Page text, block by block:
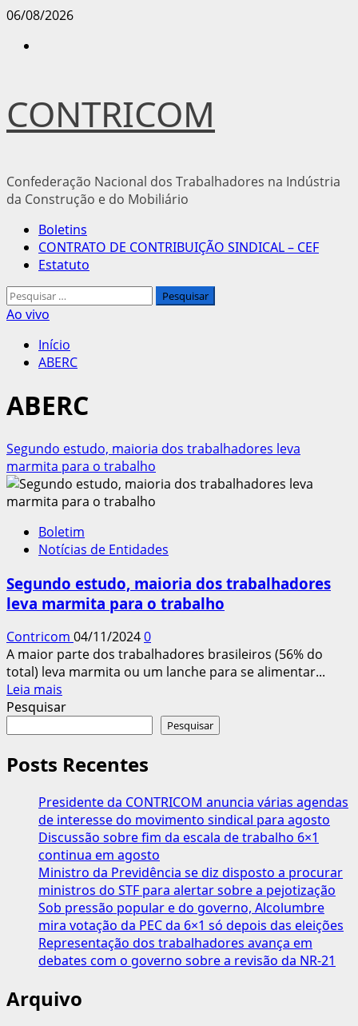
Avançar
06/08/2026
CONTRICOM
Confederação Nacional dos Trabalhadores na Indústria
da Construção e do Mobiliário
Menu
principal
Boletins
CONTRATO DE CONTRIBUIÇÃO SINDICAL – CEF
Estatuto
Pesquisar
por:
Ao vivo
Início
ABERC
ABERC
Segundo estudo, maioria dos trabalhadores leva
marmita para o trabalho
Boletim
Notícias de Entidades
Segundo estudo, maioria dos trabalhadores
leva marmita para o trabalho
Contricom 04/11/20240
A maior parte dos trabalhadores brasileiros (56% do
total) leva marmita ou um lanche para se alimentar...
Leia mais
mais
estudo,
maioria
dos
trabalhadores
leva
marmita
para
o
trabalho
Pesquisar
Pesquisar
Posts Recentes
Presidente da CONTRICOM anuncia várias agendas
de interesse do movimento sindical para agosto
Discussão sobre fim da escala de trabalho 6×1
continua em agosto
Ministro da Previdência se diz disposto a procurar
ministros do STF para alertar sobre a pejotização
Sob pressão popular e do governo, Alcolumbre
mira votação da PEC da 6×1 só depois das eleições
Representação dos trabalhadores avança em
debates com o governo sobre a revisão da NR-21
Arquivo